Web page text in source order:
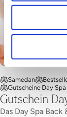
Samedan
Gutscheine Day Spa
Gutschein
Das Day Spa